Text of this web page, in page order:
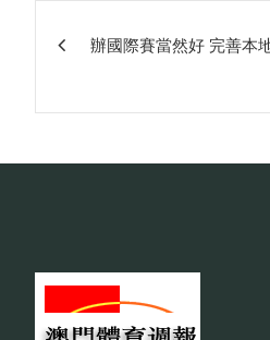
章
相
關
辦國際賽當然好 完善本